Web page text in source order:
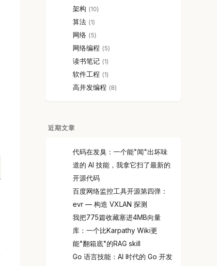
架构 10
算法 1
网络 5
网络编程 5
读书笔记 1
软件工程 1
高并发编程 8
近期文章
代码在发臭：一个能"闻"出坏味
道的 AI 技能，我拿它扫了最新的
开源代码
百度网络监控工具开源第四弹：
evr — 构造 VXLAN 探测
我把775篇收藏塞进4MB向量
库：一个比Karpathy Wiki更
能"翻箱底"的RAG skill
Go 语言技能：AI 时代的 Go 开发